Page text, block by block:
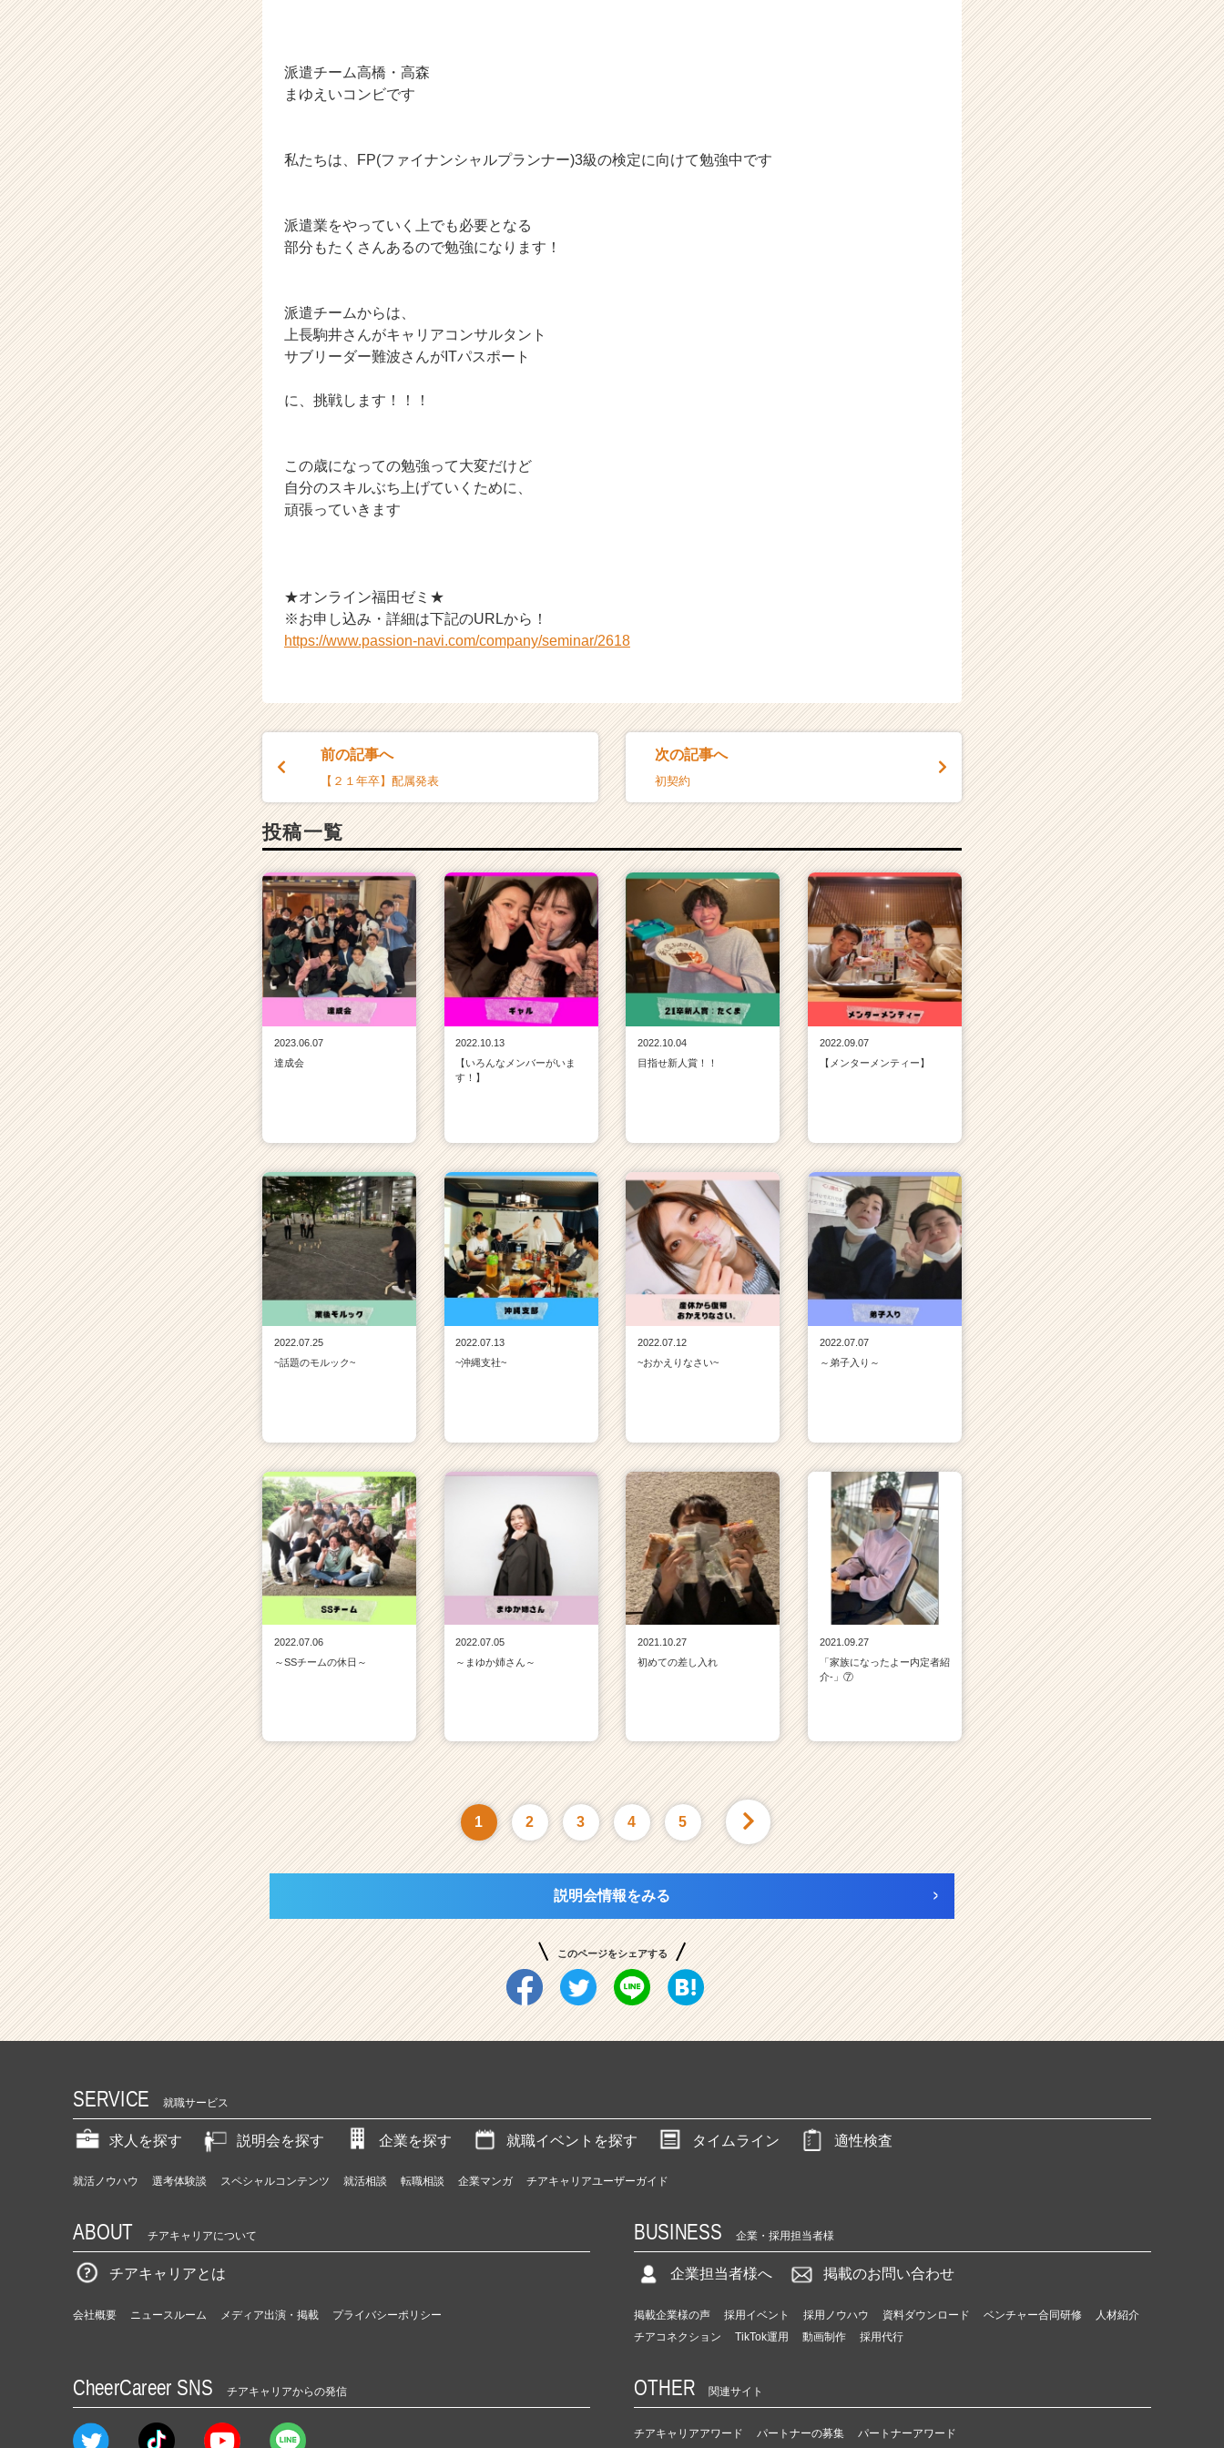
派遣チーム高橋・高森
まゆえいコンビです
私たちは、FP(ファイナンシャルプランナー)3級の検定に向けて勉強中です
派遣業をやっていく上でも必要となる
部分もたくさんあるので勉強になります！
派遣チームからは、
上長駒井さんがキャリアコンサルタント
サブリーダー難波さんがITパスポート
に、挑戦します！！！
この歳になっての勉強って大変だけど
自分のスキルぶち上げていくために、
頑張っていきます
★オンライン福田ゼミ★
※お申し込み・詳細は下記のURLから！
https://www.passion-navi.com/company/seminar/2618
前の記事へ
【２１年卒】配属発表
次の記事へ
初契約
投稿一覧
2023.06.07
達成会
2022.10.13
【いろんなメンバーがいま
す！】
2022.10.04
目指せ新人賞！！
2022.09.07
【メンターメンティー】
2022.07.25
~話題のモルック~
2022.07.13
~沖縄支社~
2022.07.12
~おかえりなさい~
2022.07.07
～弟子入り～
2022.07.06
～SSチームの休日～
2022.07.05
～まゆか姉さん～
2021.10.27
初めての差し入れ
2021.09.27
「家族になったよー内定者紹
介‐」⑦
1 2 3 4 5
説明会情報をみる
このページをシェアする
SERVICE 就職サービス
求人を探す 説明会を探す 企業を探す 就職イベントを探す タイムライン 適性検査
就活ノウハウ 選考体験談 スペシャルコンテンツ 就活相談 転職相談 企業マンガ チアキャリアユーザーガイド
ABOUT チアキャリアについて
チアキャリアとは
会社概要 ニュースルーム メディア出演・掲載 プライバシーポリシー
BUSINESS 企業・採用担当者様
企業担当者様へ 掲載のお問い合わせ
掲載企業様の声 採用イベント 採用ノウハウ 資料ダウンロード ベンチャー合同研修
人材紹介
チアコネクション
TikTok運用 動画制作 採用代行
CheerCareer SNS チアキャリアからの発信 OTHER 関連サイト
チアキャリアアワード パートナーの募集 パートナーアワード